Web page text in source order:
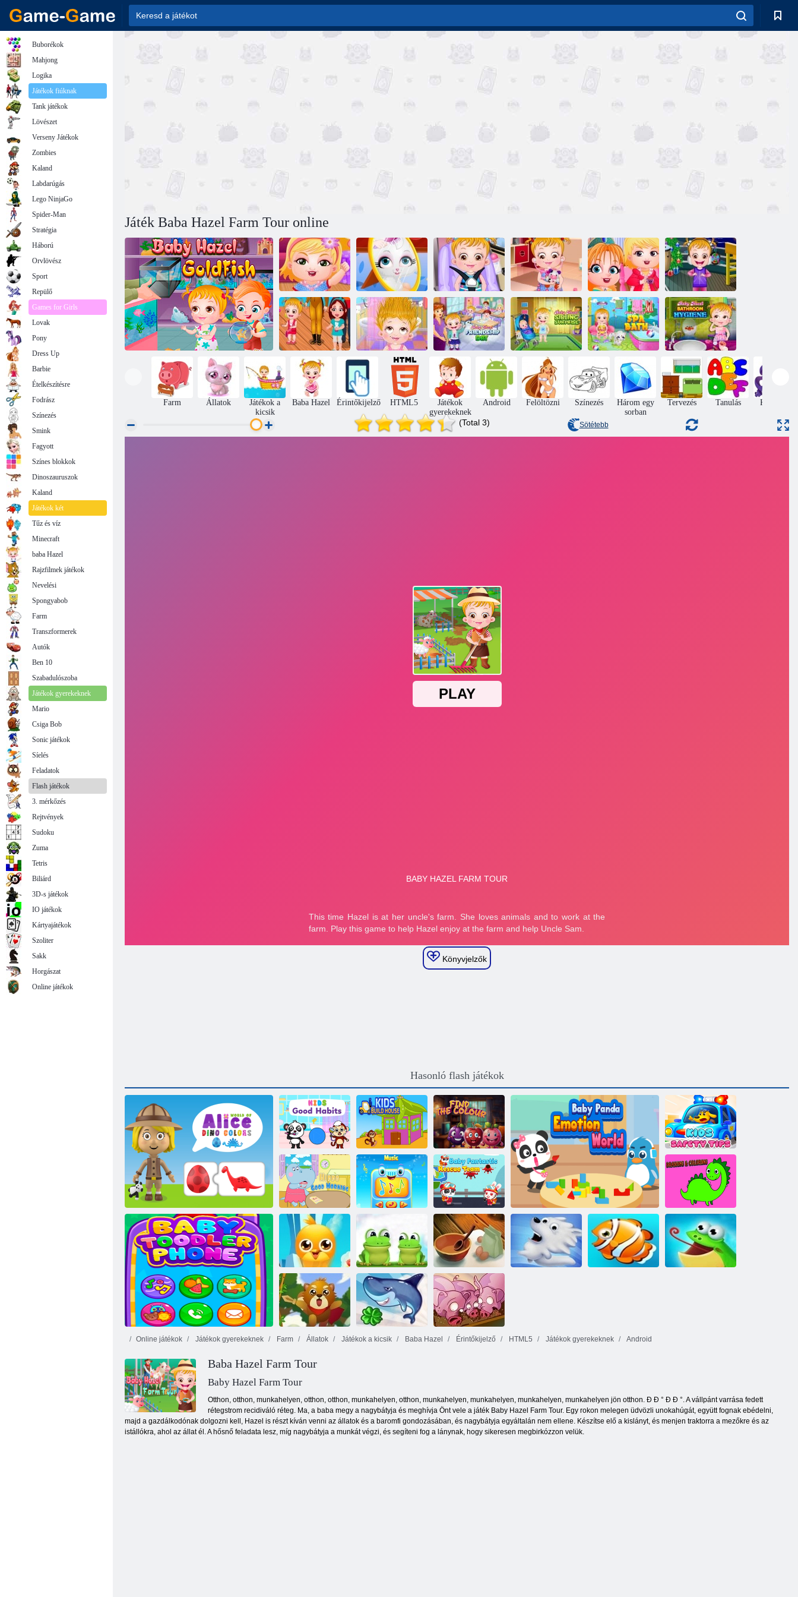
Játék Baba Hazel Farm Tour online
Baba Hazel bajt
időben
Baba Hazel -
huncut macska
Baba Hazel
Playdate
Baba Hazel
Doctor Lejátszás
Baba Hazel Tea
Party
Baba Hazel New
Year Bash
Baba Hazel
Dolphin Tour
Baba Hazel Hair
Day
Baba mogyoró
barátság napja
Baby Hazel:
Testvéri
meglepetés
Baby Hazel
gyógyfürdő
Baby Hazel
fürdőszobai
higiénia
Farm Állatok
Játékok a
kicsik
Baba Hazel Érintőkijelző HTML5
Játékok
gyerekeknek
Android Felöltözni Színezés
Három egy
sorban
Tervezés Tanulás Kívülről
(Total 3) Sötétebb
Könyvjelzők
Hasonló flash játékok
Alice Dino színek világa
Gyerekek jó
szokásai
A gyerekek
házat építenek
Keresse meg a
Színt
Biztonsági
tippek
gyerekeknek
Víziló Jó reggelt
Baba
okostelefon
Tipegő baba telefon
Baba
Fantasztikus
Mentőcsapat
Rajz és színezés
Top kedvencek
Barátok
Bakugrás
Csillagok
Konyha
Mókus Hero
Online játékok Játékok gyerekeknek Farm Állatok Játékok a kicsik Baba Hazel Érintőkijelző HTML5 Játékok gyerekeknek Android
Baba Hazel Farm Tour
Baby Hazel Farm Tour
Otthon, otthon, munkahelyen, otthon, otthon, munkahelyen, otthon, munkahelyen, munkahelyen, munkahelyen, munkahelyen jön otthon. Ð Ð ° Ð Ð °. A vállpánt varrása fedett
rétegstrom recidiváló réteg. Ma, a baba megy a nagybátyja és meghívja Önt vele a játék Baby Hazel Farm Tour. Egy rokon melegen üdvözli unokahúgát, együtt fognak ebédelni,
majd a gazdálkodónak dolgozni kell, Hazel is részt kíván venni az állatok és a baromfi gondozásában, és nagybátyja egyáltalán nem ellene. Készítse elő a kislányt, és menjen traktorra a mezőkre és az
istállókra, ahol az állat él. A hősnő feladata lesz, míg nagybátyja a munkát végzi, és segíteni fog a lánynak, hogy sikeresen megbirkózzon velük.
Buborékok
Mahjong
Logika
Játékok fiúknak
Tank játékok
Lövészet
Verseny Játékok
Zombies
Kaland
Labdarúgás
Lego NinjaGo
Spider-Man
Stratégia
Háború
Orvlövész
Sport
Repülő
Games for Girls
Lovak
Pony
Dress Up
Barbie
Ételkészítésre
Fodrász
Színezés
Smink
Fagyott
Színes blokkok
Dinoszauruszok
Kaland
Játékok két
Tűz és víz
Minecraft
baba Hazel
Rajzfilmek játékok
Nevelési
Spongyabob
Farm
Transzformerek
Autók
Ben 10
Szabadulószoba
Játékok gyerekeknek
Mario
Csiga Bob
Sonic játékok
Síelés
Feladatok
Flash játékok
3. mérkőzés
Rejtvények
Sudoku
Zuma
Tetris
Biliárd
3D-s játékok
IO játékok
Kártyajátékok
Szoliter
Sakk
Horgászat
Online játékok